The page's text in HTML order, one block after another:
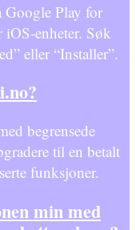
Google Play for
enheter. Søk
eller “Installer”.
begrensede
til en betalt
funksjoner.
min med